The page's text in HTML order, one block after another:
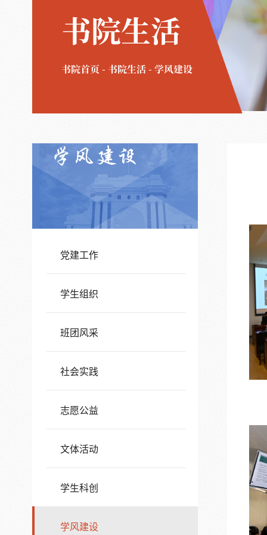
书院生活
书院首页 - 书院生活-学风建设
学风建设
党建工作
学生组织
班团风采
社会实践
志愿公益
文体活动
学生科创
学风建设